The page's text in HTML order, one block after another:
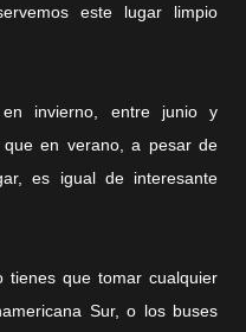
este lugar limpio
invierno, entre junio y
en verano, a pesar de
es igual de interesante
que tomar cualquier
Sur, o los buses